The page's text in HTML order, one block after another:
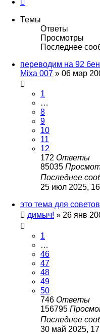
Темы
Ответы
Просмотры
Последнее
переводим на 92
Mixa 007 » 06 мар
1
…
8
9
10
11
12
172 Ответы
85035
Последнее
25 июл 2025,
это тема для
димыч! » 26 янв
1
…
46
47
48
49
50
746 Ответы
156795
Последнее
30 май 2025,